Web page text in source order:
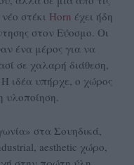
στέκι Hοrn έχει ήδη
στον Εύοσμο. Οι
ένα μέρος για να
σε χαλαρή διάθεση,
ιδέα υπήρχε, ο χώρος
υλοποίηση.
στα Σουηδικά,
aesthetic χώρο,